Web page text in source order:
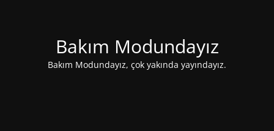
Bakım Modundayız
Bakım Modundayız, çok yakında yayındayız.